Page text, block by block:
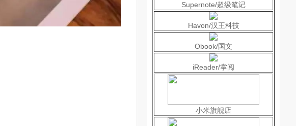
Supernote/超级笔记
Havon/汉王科技
Obook/国文
iReader/掌阅
小米旗舰店